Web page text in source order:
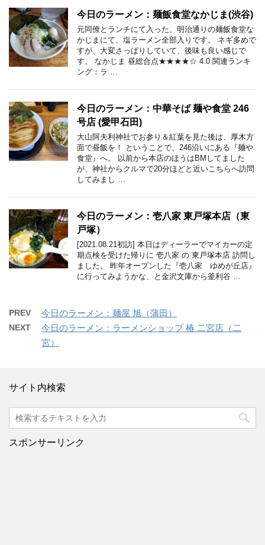
今日のラーメン：麺飯食堂なかじま(渋谷)
元同僚とランチにて入った、明治通りの麺飯食堂な
かじまにて、塩ラーメン全部入りです。 ネギ多めで
すが、大変さっぱりしていて、後味も良い感じで
す。 なかじま 昼総合点★★★★☆ 4.0 関連ランキ
ング：ラ …
今日のラーメン：中華そば 麺や食堂 246
号店 (愛甲石田)
大山阿夫利神社でお参り＆紅葉を見た後は、厚木方
面で昼飯を！ ということで、246沿いにある『麺や
食堂』へ。 以前から本店のほうはBMしてました
が、神社からクルマで20分ほどと近いこちらへ訪問
してみまし …
今日のラーメン：壱八家 東戸塚本店（東
戸塚）
[2021.08.21初訪] 本日はディーラーでマイカーの定
期点検を受けた帰りに 壱八家 の 東戸塚本店 訪問し
ました。 昨年オープンした『壱八家 ゆめが丘店』
に行ってみようかな、と金沢文庫から釜利谷 …
PREV 今日のラーメン：麺屋 旭（蒲田）
NEXT
今日のラーメン：ラーメンショップ 椿 二宮店（二
宮）
サイト内検索
スポンサーリンク